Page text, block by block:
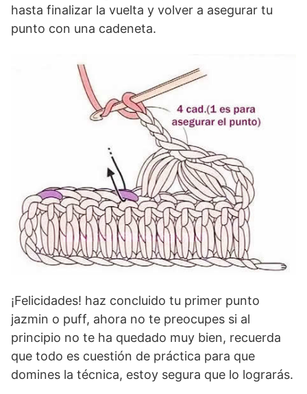
hasta finalizar la vuelta y volver a asegurar tu
punto con una cadeneta.
¡Felicidades! haz concluido tu primer punto
jazmin o puff, ahora no te preocupes si al
principio no te ha quedado muy bien, recuerda
que todo es cuestión de práctica para que
domines la técnica, estoy segura que lo lograrás.